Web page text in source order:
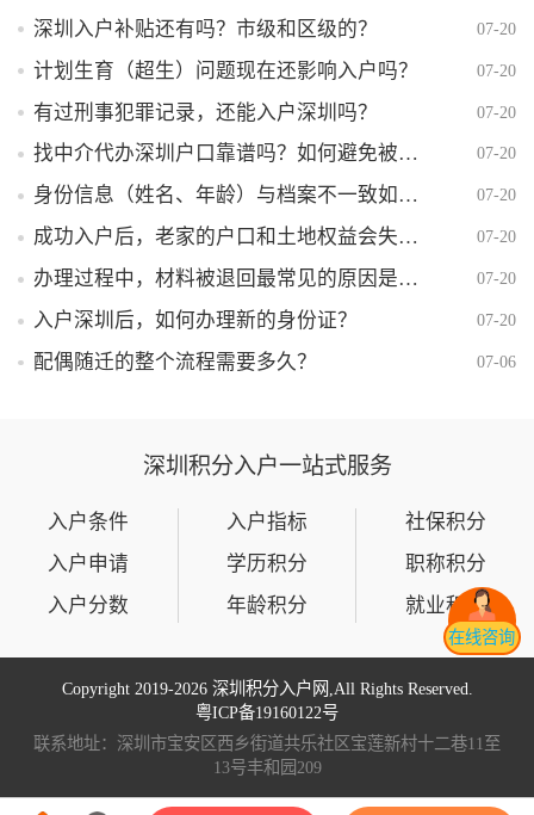
深圳入户补贴还有吗？市级和区级的？ 07-20
计划生育（超生）问题现在还影响入户吗？ 07-20
有过刑事犯罪记录，还能入户深圳吗？ 07-20
找中介代办深圳户口靠谱吗？如何避免被骗？ 07-20
身份信息（姓名、年龄）与档案不一致如何解决？ 07-20
成功入户后，老家的户口和土地权益会失去吗？ 07-20
办理过程中，材料被退回最常见的原因是什么？ 07-20
入户深圳后，如何办理新的身份证？ 07-20
配偶随迁的整个流程需要多久？ 07-06
在线咨询
深圳积分入户一站式服务
入户条件
入户申请
入户分数
入户指标
学历积分
年龄积分
社保积分
职称积分
就业积分
Copyright 2019-2026 深圳积分入户网,All Rights Reserved.
粤ICP备19160122号
联系地址：深圳市宝安区西乡街道共乐社区宝莲新村十二巷11至
13号丰和园209